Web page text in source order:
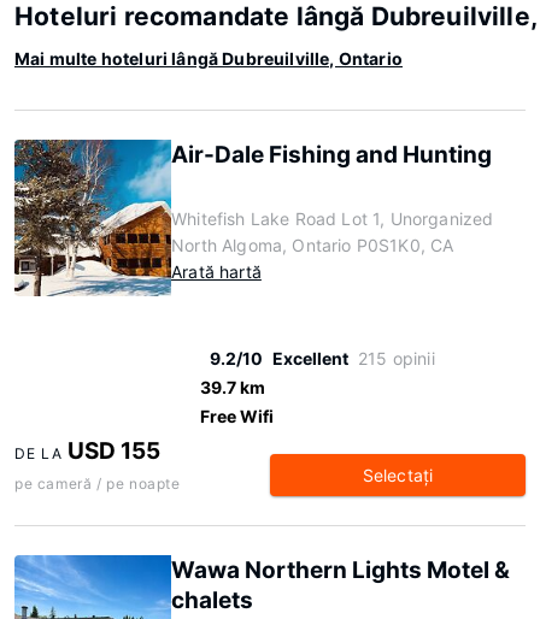
Hoteluri recomandate lângă
Mai multe hoteluri lângă Dubreuilville, Ontario
Air-Dale Fishing and Hunting
Whitefish Lake Road Lot 1, Unorganized
North Algoma, Ontario P0S1K0, CA
Arată hartă
9.2/10 Excellent 215 opinii
39.7 km
Free Wifi
DE LA USD 155
pe cameră / pe noapte Selectaţi
Wawa Northern Lights Motel &
chalets